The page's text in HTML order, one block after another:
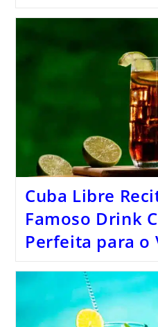
Cuba Libre
Famoso Drink
Perfeita para o